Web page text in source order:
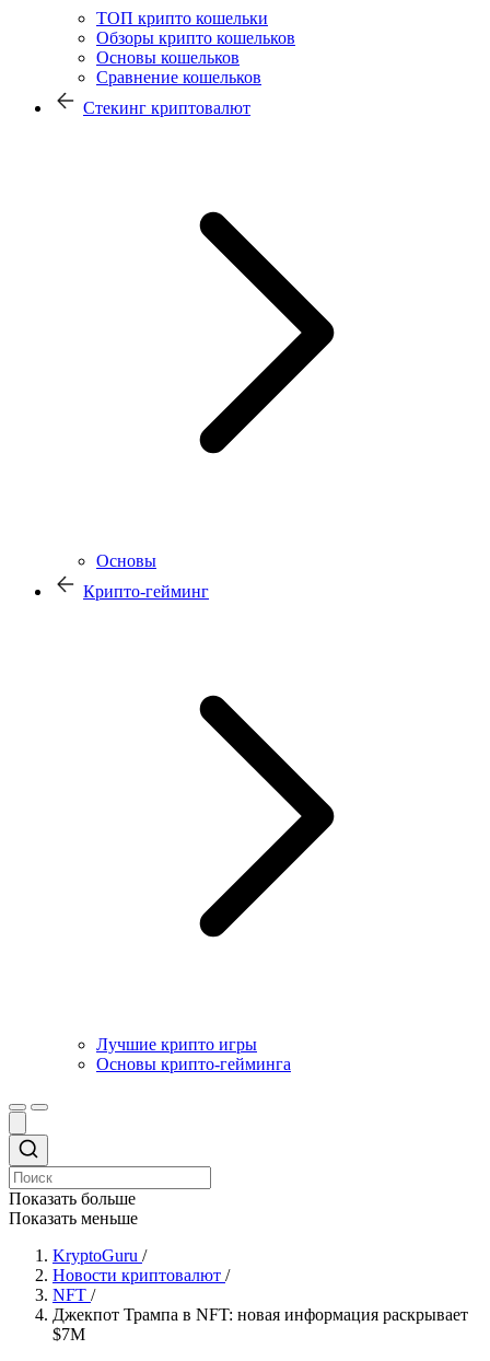
ТОП крипто кошельки
Обзоры крипто кошельков
Основы кошельков
Сравнение кошельков
Стекинг криптовалют
Основы
Крипто-гейминг
Лучшие крипто игры
Основы крипто-гейминга
Показать больше
Показать меньше
KryptoGuru /
Новости криптовалют /
NFT /
Джекпот Трампа в NFT: новая информация раскрывает
$7M